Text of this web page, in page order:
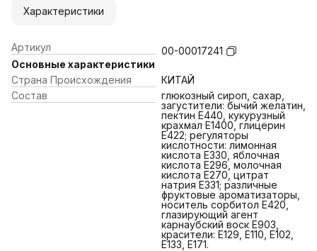
Характеристики
Артикул
00-00017241
Основные характеристики
Страна Происхождения
КИТАЙ
Состав
глюкозный сироп, сахар,
загустители: бычий желатин,
пектин E440, кукурузный
крахмал E1400, глицерин
E422; регуляторы
кислотности: лимонная
кислота E330, яблочная
кислота E296, молочная
кислота E270, цитрат
натрия E331; различные
фруктовые ароматизаторы,
носитель сорбитол E420,
глазирующий агент
карнаубский воск E903,
красители: E129, E110, E102,
E133, E171.